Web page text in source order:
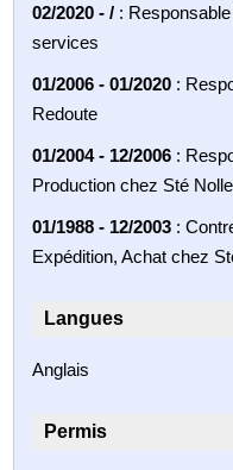
02/2020 - / :
services
01/2006 - 01/2020 :
Redoute
01/2004 - 12/2006 :
Production chez Sté
01/1988 - 12/2003 :
Expédition, Achat chez
Langues
Anglais
Permis